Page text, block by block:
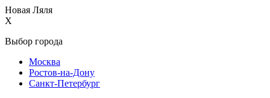
Новая Ляля
X
Выбор города
Москва
Ростов-на-Дону
Санкт-Петербург